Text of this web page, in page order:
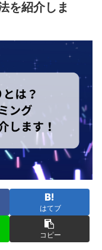
を紹介しま
はてブ
コピー